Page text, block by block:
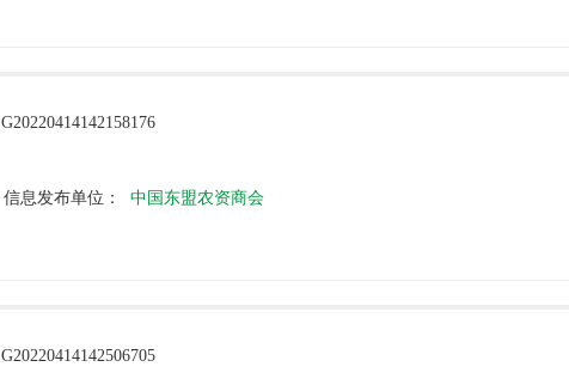
G20220414142158176
信息发布单位： 中国东盟农资商会
G20220414142506705